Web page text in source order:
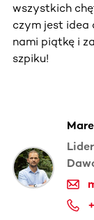
wszystkich
czym jest idea
nami piątkę i
szpiku!